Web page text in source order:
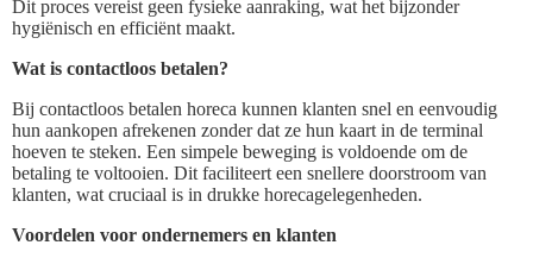
Dit proces vereist geen fysieke aanraking, wat het bijzonder
hygiënisch en efficiënt maakt.
Wat is contactloos betalen?
Bij contactloos betalen horeca kunnen klanten snel en eenvoudig
hun aankopen afrekenen zonder dat ze hun kaart in de terminal
hoeven te steken. Een simpele beweging is voldoende om de
betaling te voltooien. Dit faciliteert een snellere doorstroom van
klanten, wat cruciaal is in drukke horecagelegenheden.
Voordelen voor ondernemers en klanten